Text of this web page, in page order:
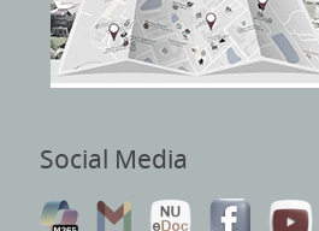
Social Media